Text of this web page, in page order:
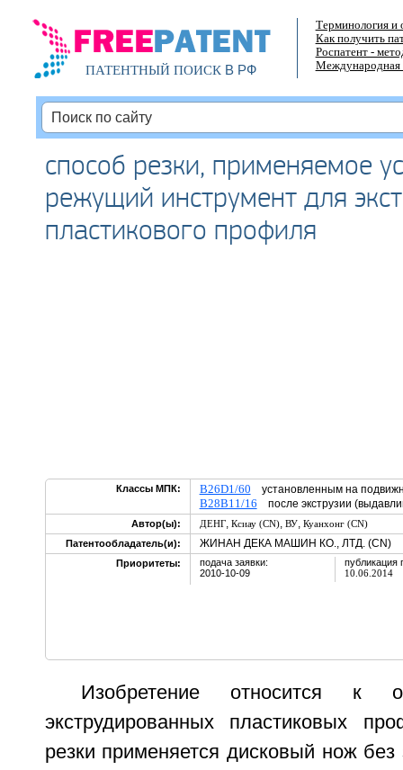
ПАТЕНТНЫЙ ПОИСКВ РФ
Терминология и
Как получить
Роспатент -
Международная
способ резки, применяемое
режущий инструмент для
пластикового профиля
Классы МПК: B26D1/60 установленным на
B28B11/16 после экструзии
Автор(ы): ДЕНГ, Ксиау (CN), ВУ, Куанхонг (CN)
Патентообладатель(и):
ЖИНАН ДЕКА МАШИН КО., ЛТД. (CN)
Приоритеты:
подача заявки:
2010-10-09
публикация
10.06.2014
Изобретение относится к
экструдированных пластиковых
резки применяется дисковый нож